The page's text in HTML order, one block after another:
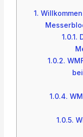
1.
1.0.1.
1.0.2.
1.0.4.
1.0.5.